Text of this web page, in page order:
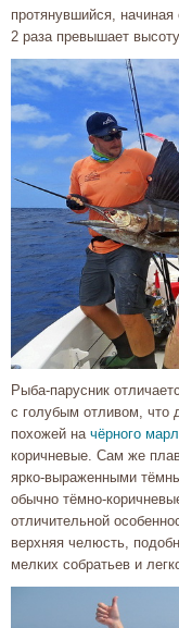
протянувшийся,
2 раза превышает
Рыба-парусник
с голубым отливом, что
похожей на чёрного
коричневые. Сам же
ярко-выраженными
обычно тёмно-
отличительной
верхняя челюсть,
мелких собратьев и